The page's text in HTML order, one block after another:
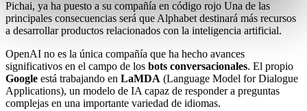
Pichai, ya ha puesto a su compañía en código rojo Una de las
principales consecuencias será que Alphabet destinará más recursos
a desarrollar productos relacionados con la inteligencia artificial.
OpenAI no es la única compañía que ha hecho avances
significativos en el campo de los bots conversacionales. El propio
Google está trabajando en LaMDA (Language Model for Dialogue
Applications), un modelo de IA capaz de responder a preguntas
complejas en una importante variedad de idiomas.